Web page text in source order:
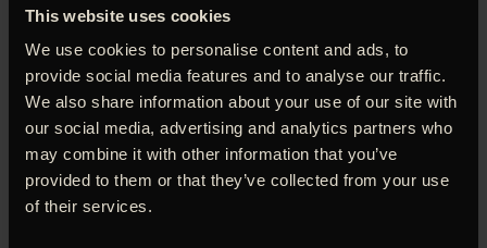
This website uses cookies
We use cookies to personalise content and ads, to
provide social media features and to analyse our traffic.
We also share information about your use of our site with
our social media, advertising and analytics partners who
may combine it with other information that you’ve
provided to them or that they’ve collected from your use
of their services.
tilbagevendende tradition. På denne dag kan alle
Bemærk at der kun er salg – ingen reservation. Bemærk
også, at vi åbner biografen fra morgenstunden med
visninger fra kl. 09.30.
Publikumssuccesen Den store biografdag er en årligt
tilbagevendende tradition.
På denne dag kan alle aldersgrupper se film i alle genrer til